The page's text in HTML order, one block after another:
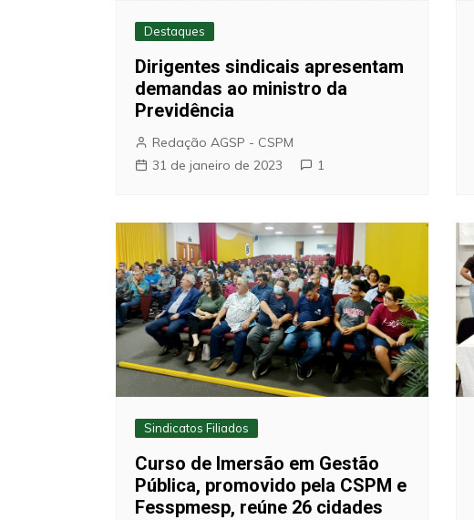
Destaques
Dirigentes sindicais apresentam
demandas ao ministro da
Previdência
Redação AGSP - CSPM
31 de janeiro de 2023
1
Sindicatos Filiados
Curso de Imersão em Gestão
Pública, promovido pela CSPM e
Fesspmesp, reúne 26 cidades